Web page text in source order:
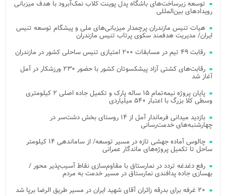
توسعه زیرساخت‌های باشگاه پدل پوینت کلاب نمک‌آبرود با هدف میزبانی
رویدادهای بین‌المللی
هیات تنیس مازندران پرچمدار میزبانی‌های ملی و پیشگام توسعه تنیس
ایران/ مدیریت هدفمند سکوی پرتاب تنیس مازندران
رقابت ۴۹ تیم در مسابقات ۲۰۰ امتیازی تنیس ساحلی کشور در مازندران
رقابت‌های کشتی آزاد پیشکسوتان کشور با حضور ۲۳۰ ورزشکار در آمل
آغاز شد
پایان پروژه نیمه‌تمام ۱۵ ساله پارک و تکمیل جاده اصلی ۲ کیلومتری
وسطی کلا بزرگ با اعتبار ۵۴۰ میلیاردی
بازدید میدانی فرماندار آمل از ۱۴ روستای بخش دشت‌سر در
چهارشنبه‌های خدمت‌رسانی
چالوس آماده جهشی تازه در مسیر توسعه/ از ساماندهی ۱۴ کیلومتر
ساحل تا تکمیل پروژه‌های ماندگار عمرانی
رفع دغدغه تردد در نمارستاق با مقاوم‌سازی نقاط آسیب‌پذیر محور /
بهسازی جاده پدافندی نمارستاق در مسیر خدمت به مردم
۲۰ غرفه برای بدرقه زائران آقای شهید ایران در مسیر طریق الرضا برپا شد